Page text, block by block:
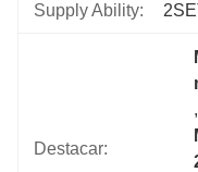
Supply Ability:
Destacar:
,